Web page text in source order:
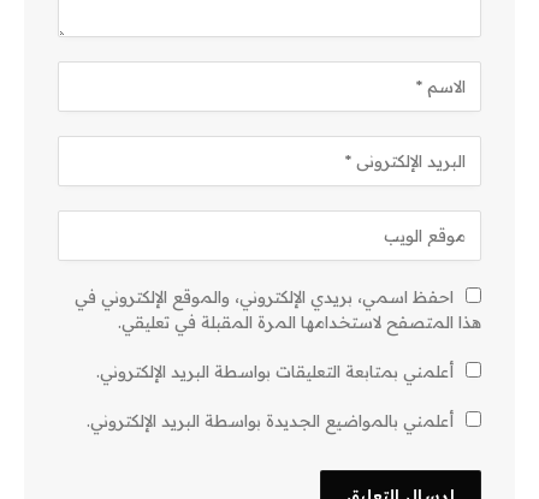
احفظ اسمي، بريدي الإلكتروني، والموقع الإلكتروني في
هذا المتصفح لاستخدامها المرة المقبلة في تعليقي.
أعلمني بمتابعة التعليقات بواسطة البريد الإلكتروني.
أعلمني بالمواضيع الجديدة بواسطة البريد الإلكتروني.